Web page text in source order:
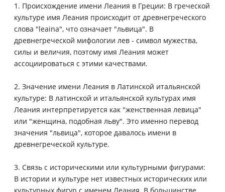
1. Происхождение имени Леания в Греции: В греческой
культуре имя Леания происходит от древнегреческого
слова "leaina", что означает "львица". В
древнегреческой мифологии лев - символ мужества,
силы и величия, поэтому имя Леания может
ассоциироваться с этими качествами.
2. Значение имени Леания в Латинской итальянской
культуре: В латинской и итальянской культурах имя
Леания интерпретируется как "женственная левица"
или "женщина, подобная льву". Это именно перевод
значения "львица", которое давалось имени в
древнегреческой культуре.
3. Связь с историческими или культурными фигурами:
В истории и культуре нет известных исторических или